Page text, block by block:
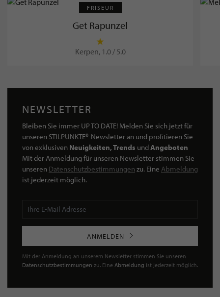
FRISEUR
Get Rapunzel
Kerpen, 1.0 / 5.0
NEWSLETTER
Bleiben Sie immer UP TO DATE! Melden Sie sich jetzt für
unseren STILPUNKTE®-Newsletter an und profitieren Sie
von exklusiven Neuigkeiten, Trends undAngeboten
Mit der Anmeldung für unseren Newsletter stimmen Sie
unseren Datenschutzbestimmungen zu. Eine Abmeldung
ist jederzeit möglich.
ANMELDEN
Mit der Anmeldung an unserem Newsletter stimmen Sie unseren
Datenschutzbestimmungen zu. Eine Abmeldung ist jederzeit möglich.